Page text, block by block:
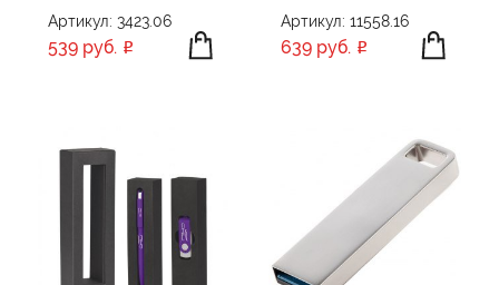
Артикул: 3423.06
539 руб.
Артикул: 11558.16
639 руб.